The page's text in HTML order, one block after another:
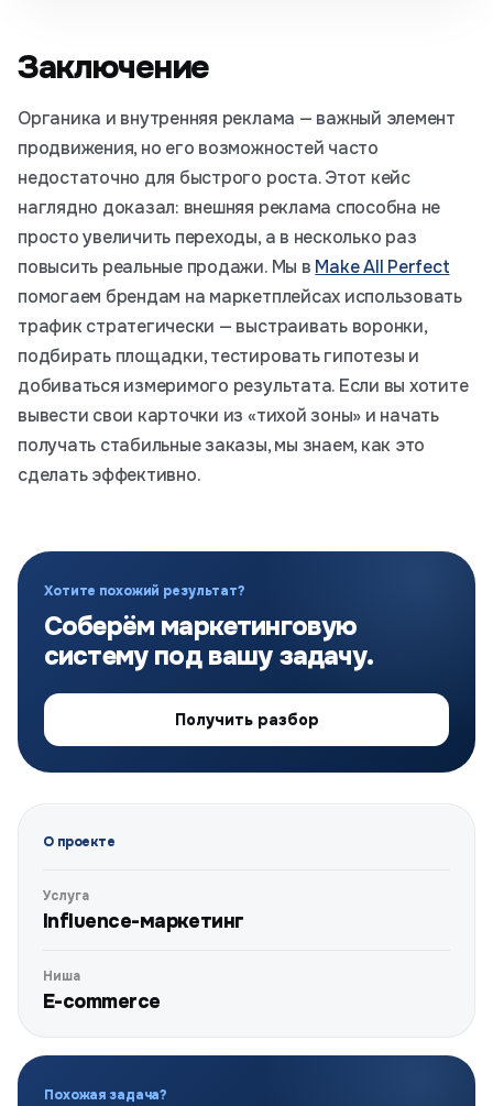
О проекте
Услуга
Influence-маркетинг
Ниша
E-commerce
Похожая задача?
Заключение
Органика и внутренняя реклама — важный элемент
продвижения, но его возможностей часто
недостаточно для быстрого роста. Этот кейс
наглядно доказал: внешняя реклама способна не
просто увеличить переходы, а в несколько раз
повысить реальные продажи. Мы в Make All Perfect
помогаем брендам на маркетплейсах использовать
трафик стратегически — выстраивать воронки,
подбирать площадки, тестировать гипотезы и
добиваться измеримого результата. Если вы хотите
вывести свои карточки из «тихой зоны» и начать
получать стабильные заказы, мы знаем, как это
сделать эффективно.
Хотите похожий результат?
Соберём маркетинговую
систему под вашу задачу.
Получить разбор